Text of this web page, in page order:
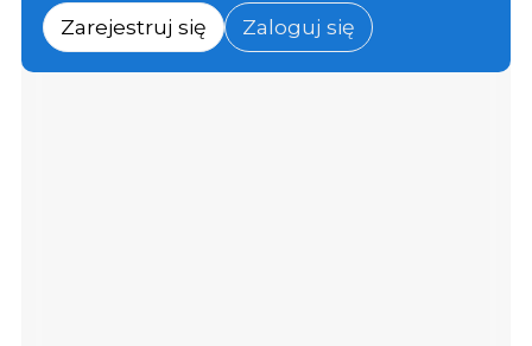
rosyjskich sprzedawców i producentów.
Zarejestruj się Zaloguj się